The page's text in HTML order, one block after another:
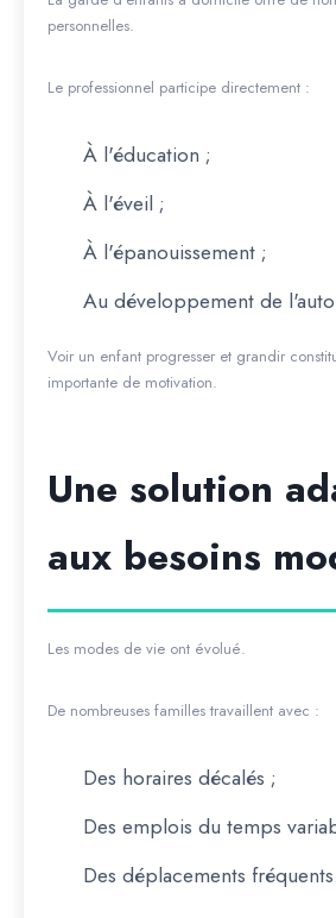
personnelles.
Le professionnel participe directement :
À l'éducation ;
À l'éveil ;
À l'épanouissement ;
Au développement de
Voir un enfant progresser et grandir
importante de motivation.
Une solution
aux besoins
Les modes de vie ont évolué.
De nombreuses familles travaillent avec :
Des horaires décalés ;
Des emplois du temps
Des déplacements fréquents.